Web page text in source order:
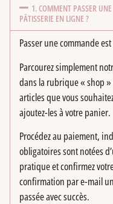
1. COMMENT PASSER
PÂTISSERIE EN LIGNE ?
Passer une commande
Parcourez simplement
dans la rubrique « shop
articles que vous
ajoutez-les à votre panier.
Procédez au paiement,
obligatoires sont notées
pratique et confirmez
confirmation par e-mail
passée avec succès.